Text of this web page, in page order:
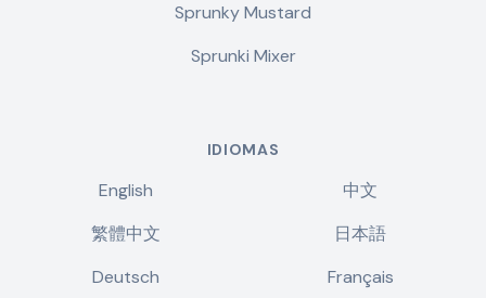
Sprunky Mustard
Sprunki Mixer
IDIOMAS
English
中文
繁體中文
日本語
Deutsch
Français